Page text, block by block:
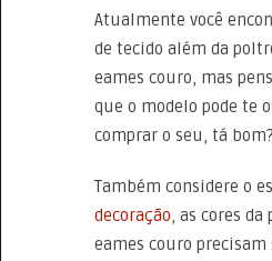
Atualmente você
de tecido além da
eames couro, mas
que o modelo pode te
comprar o seu, tá bom?
Também considere o
decoração , as cores
eames couro precisam